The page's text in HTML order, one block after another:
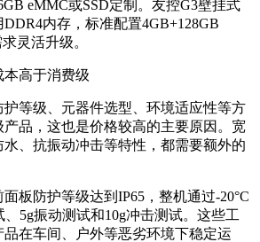
eMMC或SSD定制。友控G3壁挂式
内存，标准配置4GB+128GB
灵活升级。
本高于消费级
护等级、元器件选型、环境适应性等方
品，这也是价格较高的主要原因。宽
、抗振动冲击等特性，都需要额外的
板防护等级达到IP65，整机通过-20°C
、5g振动测试和10g冲击测试。这些工
品在车间、户外等恶劣环境下稳定运